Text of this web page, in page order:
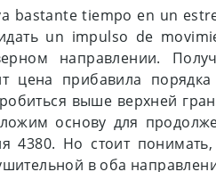
bastante tiempo en un
un impulso de
направлении.
цена прибавила
выше верхней
основу для
4380. Но стоит
в оба